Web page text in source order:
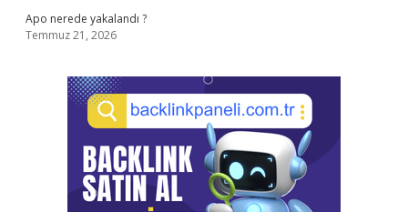
Apo nerede yakalandı ?
Temmuz 21, 2026